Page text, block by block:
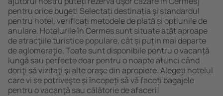
pentru orice buget! Selectați destinația şi standardul
pentru hotel, verificați metodele de plată și opțiunile de
anulare. Hotelurile în Cermes sunt situate atât aproape
de atracţiile turistice populare, cât și puțin mai departe
de aglomerație. Toate sunt disponibile pentru o vacanță
lungă sau perfecte doar pentru o noapte atunci când
doriţi să vizitaţi şi alte oraşe din apropiere. Alegeți hotelul
care vi se potriveşte și începeți să vă faceți bagajele
pentru o vacanţă sau călătorie de afaceri!